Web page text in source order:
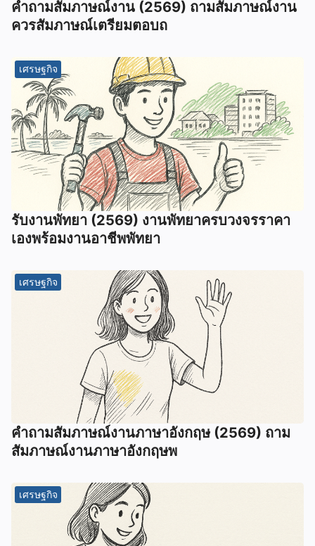
คําถามสัมภาษณ์งาน (2569) ถามสัมภาษณ์งาน
ควรสัมภาษณ์เตรียมตอบถ
เศรษฐกิจ
รับงานพัทยา (2569) ️งานพัทยาครบวงจรราคา
เองพร้อมงานอาชีพพัทยา
เศรษฐกิจ
คําถามสัมภาษณ์งานภาษาอังกฤษ (2569) ถาม
สัมภาษณ์งานภาษาอังกฤษพ
เศรษฐกิจ